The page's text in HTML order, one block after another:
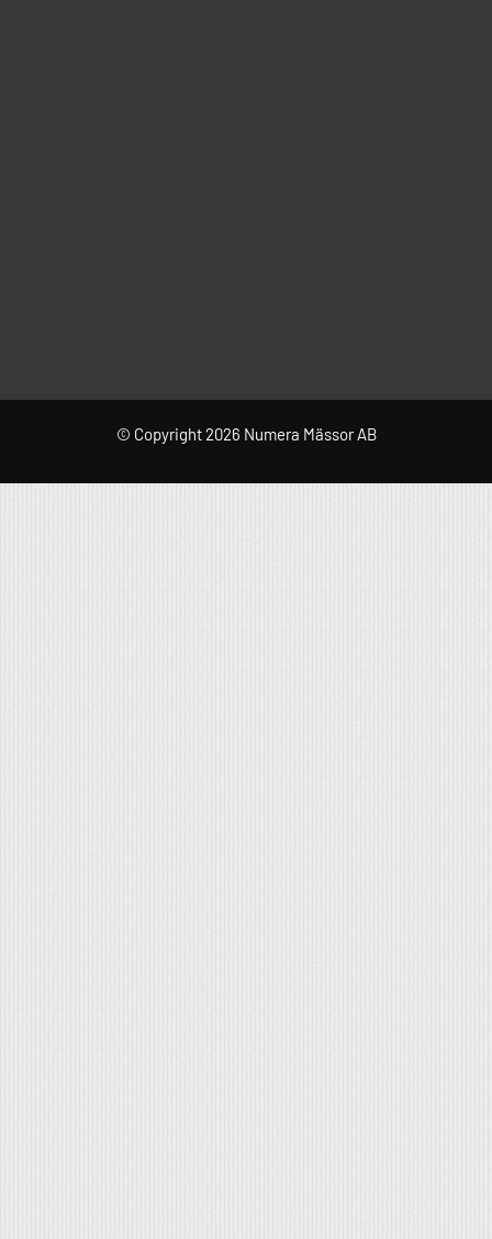
© Copyright 2026 Numera Mässor AB